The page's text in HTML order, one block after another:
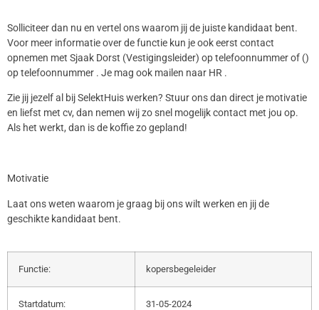
Solliciteer dan nu en vertel ons waarom jij de juiste kandidaat bent.
Voor meer informatie over de functie kun je ook eerst contact
opnemen met Sjaak Dorst (Vestigingsleider) op telefoonnummer of ()
op telefoonnummer . Je mag ook mailen naar HR .
Zie jij jezelf al bij SelektHuis werken? Stuur ons dan direct je motivatie
en liefst met cv, dan nemen wij zo snel mogelijk contact met jou op.
Als het werkt, dan is de koffie zo gepland!
Motivatie
Laat ons weten waarom je graag bij ons wilt werken en jij de
geschikte kandidaat bent.
Functie: kopersbegeleider
Startdatum: 31-05-2024